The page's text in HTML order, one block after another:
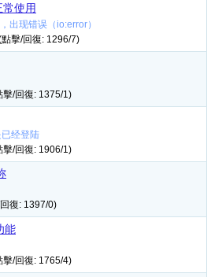
常使用
出现错误（io:error）
擊/回復: 1296/7)
擊/回復: 1375/1)
经登陆
擊/回復: 1906/1)
復: 1397/0)
能
擊/回復: 1765/4)